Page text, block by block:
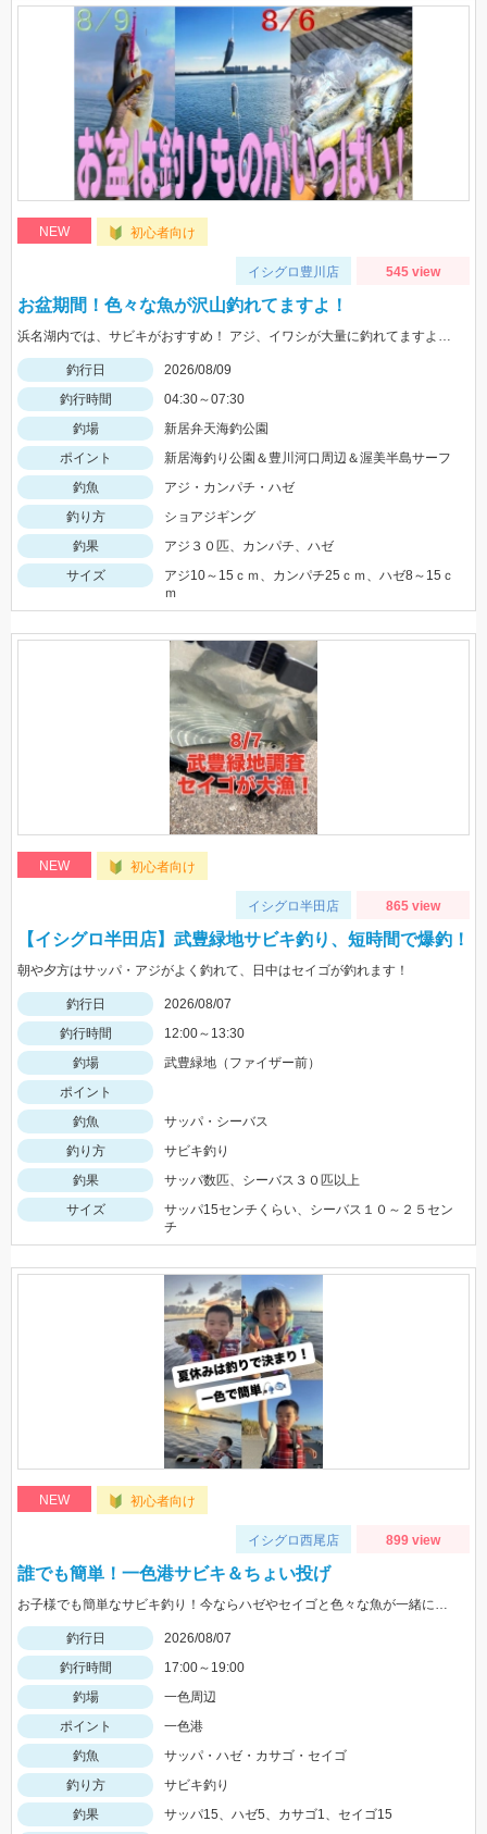
NEW 初心者向け
イシグロ豊川店 545 view
お盆期間！色々な魚が沢山釣れてますよ！
浜名湖内では、サビキがおすすめ！ アジ、イワシが大量に釣れてますよ。 豊川周辺では、ハゼが入れ喰い状態！ 渥美半島側では、マゴチ、ヒラメ、青物 などターゲットが多数回遊中！
釣行日
2026/08/09
釣行時間
04:30～07:30
釣場
新居弁天海釣公園
ポイント
新居海釣り公園＆豊川河口周辺＆渥美半島サーフ
釣魚
アジ・カンパチ・ハゼ
釣り方
ショアジギング
釣果
アジ３０匹、カンパチ、ハゼ
サイズ
アジ10～15ｃｍ、カンパチ25ｃｍ、ハゼ8～15ｃ
ｍ
NEW 初心者向け
イシグロ半田店 865 view
【イシグロ半田店】武豊緑地サビキ釣り、短時間で爆釣！
朝や夕方はサッパ・アジがよく釣れて、日中はセイゴが釣れます！
釣行日
2026/08/07
釣行時間
12:00～13:30
釣場
武豊緑地（ファイザー前）
ポイント
釣魚
サッパ・シーバス
釣り方
サビキ釣り
釣果
サッパ数匹、シーバス３０匹以上
サイズ
サッパ15センチくらい、シーバス１０～２５セン
チ
NEW 初心者向け
イシグロ西尾店 899 view
誰でも簡単！一色港サビキ＆ちょい投げ
お子様でも簡単なサビキ釣り！今ならハゼやセイゴと色々な魚が一緒に狙えて楽しいです！夏休みの自由研究にもオススメ！
釣行日
2026/08/07
釣行時間
17:00～19:00
釣場
一色周辺
ポイント
一色港
釣魚
サッパ・ハゼ・カサゴ・セイゴ
釣り方
サビキ釣り
釣果
サッパ15、ハゼ5、カサゴ1、セイゴ15